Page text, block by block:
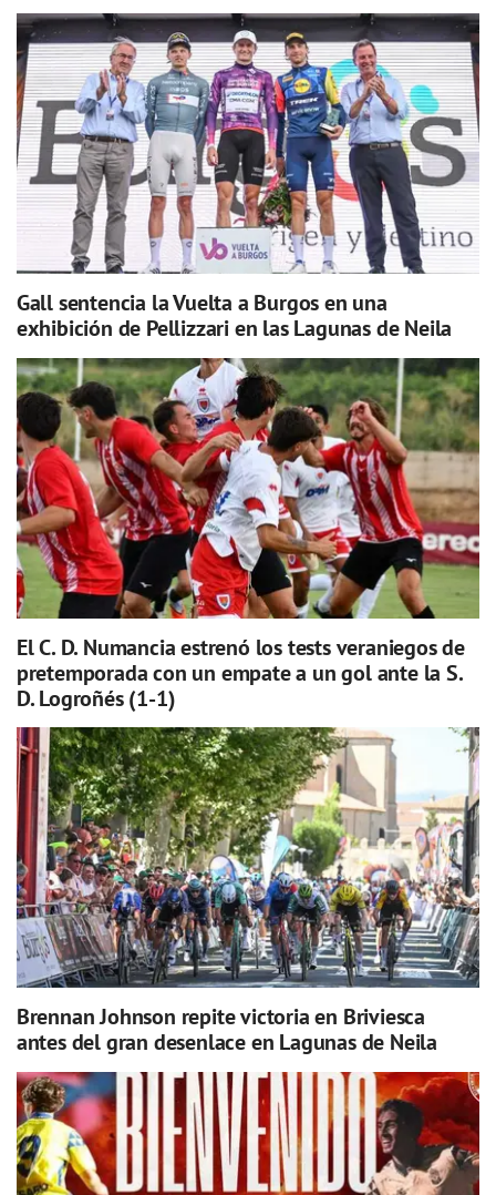
Gall sentencia la Vuelta a Burgos en una
exhibición de Pellizzari en las Lagunas de Neila
El C. D. Numancia estrenó los tests veraniegos de
pretemporada con un empate a un gol ante la S.
D. Logroñés (1-1)
Brennan Johnson repite victoria en Briviesca
antes del gran desenlace en Lagunas de Neila